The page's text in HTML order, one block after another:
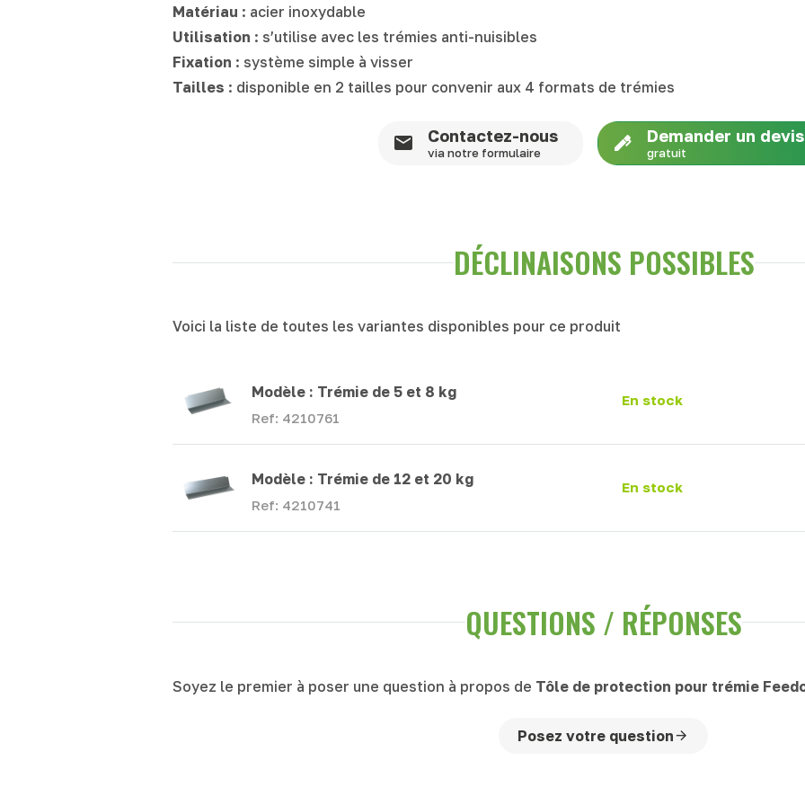
Matériau : acier inoxydable
Utilisation : s’utilise avec les trémies anti-nuisibles
Fixation : système simple à visser
Tailles : disponible en 2 tailles pour convenir aux 4 formats de trémies
Contactez-nous
via notre formulaire
Demander un devis
gratuit
DÉCLINAISONS POSSIBLES
Voici la liste de toutes les variantes disponibles pour ce produit
Modèle : Trémie de 5 et 8 kg
Ref: 4210761
En stock
Modèle : Trémie de 12 et 20 kg
Ref: 4210741
En stock
QUESTIONS / RÉPONSES
Soyez le premier à poser une question à propos de Tôle de protection pour trémie
Posez votre question